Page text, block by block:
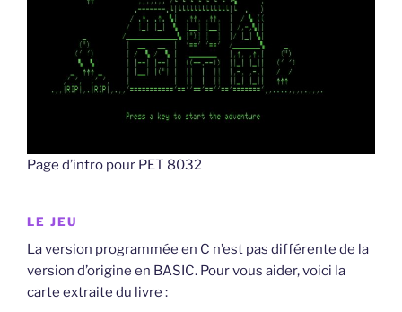
Page d’intro pour PET 8032
LE JEU
La version programmée en C n’est pas différente de la
version d’origine en BASIC. Pour vous aider, voici la
carte extraite du livre :